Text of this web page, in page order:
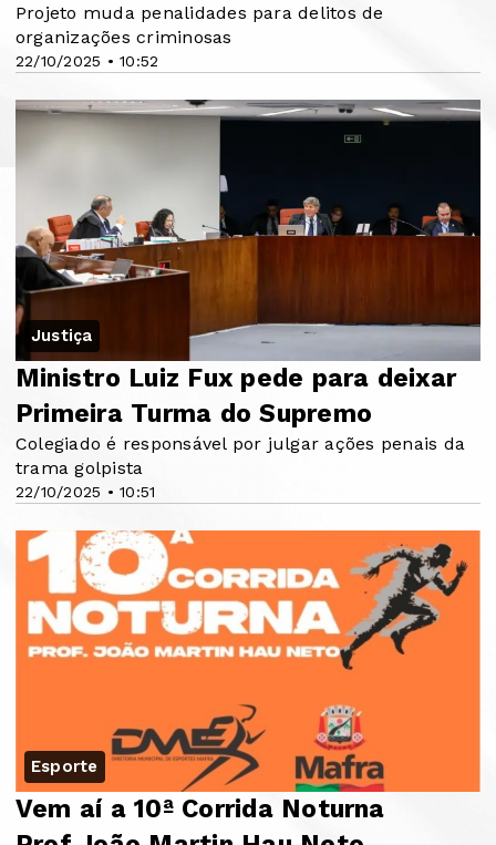
22/10/2025 • 10:52
Projeto muda penalidades para delitos de
organizações criminosas
Justiça
22/10/2025 • 10:51
Ministro Luiz Fux pede para deixar
Primeira Turma do Supremo
Colegiado é responsável por julgar ações penais da
trama golpista
Esporte
Vem aí a 10ª Corrida Noturna